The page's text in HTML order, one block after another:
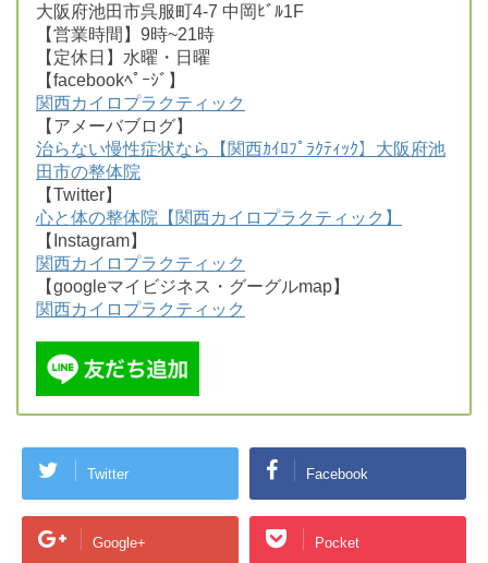
大阪府池田市呉服町4-7 中岡ﾋﾞﾙ1F
【営業時間】9時~21時
【定休日】水曜・日曜
【facebookﾍﾟｰｼﾞ】
関西カイロプラクティック
【アメーバブログ】
治らない慢性症状なら【関西ｶｲﾛﾌﾟﾗｸﾃｨｯｸ】大阪府池
田市の整体院
【Twitter】
心と体の整体院【関西カイロプラクティック】
【Instagram】
関西カイロプラクティック
【googleマイビジネス・グーグルmap】
関西カイロプラクティック
Twitter Facebook
Google+ Pocket